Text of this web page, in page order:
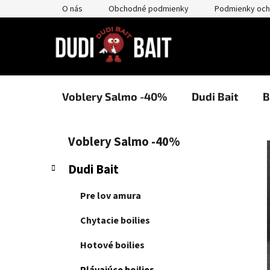
na
O nás Obchodné podmienky Podmienky
Voblery Salmo -40% Dudi Bait
č
Preskočiť
kategórie
t
e
Voblery Salmo -40%
Dudi Bait
Pre lov amura
Chytacie boilies
Hotové boilies